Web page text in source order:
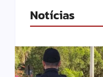
Notícias